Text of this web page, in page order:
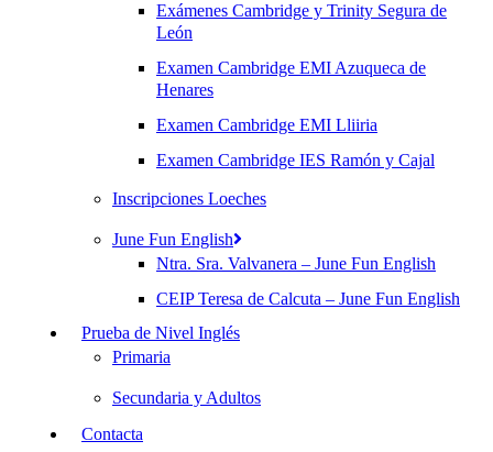
Exámenes Cambridge y Trinity Segura de
León
Examen Cambridge EMI Azuqueca de
Henares
Examen Cambridge EMI Lliiria
Examen Cambridge IES Ramón y Cajal
Inscripciones Loeches
June Fun English
Ntra. Sra. Valvanera – June Fun English
CEIP Teresa de Calcuta – June Fun English
Prueba de Nivel Inglés
Primaria
Secundaria y Adultos
Contacta